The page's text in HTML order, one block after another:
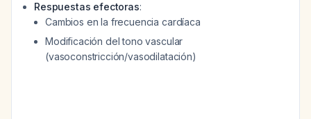
Respuestas efectoras:
Cambios en la frecuencia cardíaca
Modificación del tono vascular
(vasoconstricción/vasodilatación)